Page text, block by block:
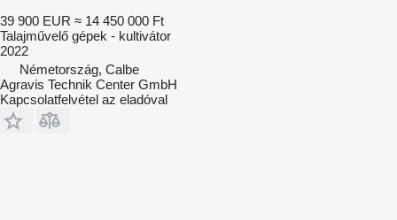
39 900 EUR ≈ 14 450 000 Ft
Talajművelő gépek - kultivátor
2022
Németország, Calbe
Agravis Technik Center GmbH
Kapcsolatfelvétel az eladóval